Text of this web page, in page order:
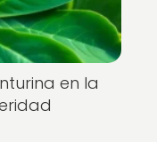
en la